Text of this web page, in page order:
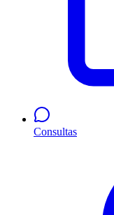
Consultas